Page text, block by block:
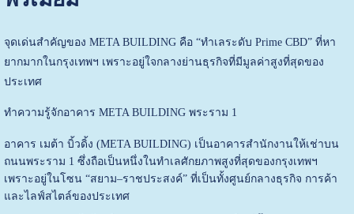
จุดเด่นสำคัญของ META BUILDING คือ “ทำเลระดับ Prime CBD” ที่หา
ยากมากในกรุงเทพฯ เพราะอยู่ใจกลางย่านธุรกิจที่มีมูลค่าสูงที่สุดของ
ประเทศ
ทำความรู้จักอาคาร META BUILDING พระราม 1
อาคาร เมต้า บิ้วดิ้ง (META BUILDING) เป็นอาคารสำนักงานให้เช่าบน
ถนนพระราม 1 ซึ่งถือเป็นหนึ่งในทำเลศักยภาพสูงที่สุดของกรุงเทพฯ
เพราะอยู่ในโซน “สยาม–ราชประสงค์” ที่เป็นทั้งศูนย์กลางธุรกิจ การค้า
และไลฟ์สไตล์ของประเทศ